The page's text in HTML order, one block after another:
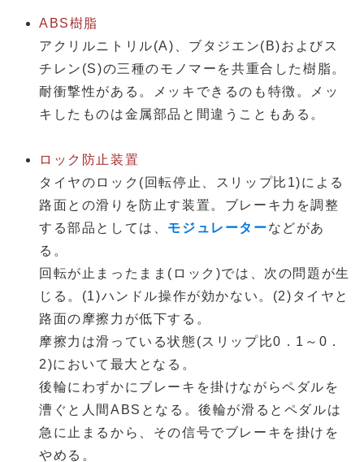
ABS樹脂
アクリルニトリル(A)、ブタジエン(B)およびス
チレン(S)の三種のモノマーを共重合した樹脂。
耐衝撃性がある。メッキできるのも特徴。メッ
キしたものは金属部品と間違うこともある。
ロック防止装置
タイヤのロック(回転停止、スリップ比1)による
路面との滑りを防止す装置。ブレーキ力を調整
する部品としては、 モジュレーターなどがあ
る。
回転が止まったまま(ロック)では、次の問題が生
じる。(1)ハンドル操作が効かない。(2)タイヤと
路面の摩擦力が低下する。
摩擦力は滑っている状態(スリップ比0．1～0．
2)において最大となる。
後輪にわずかにブレーキを掛けながらペダルを
漕ぐと人間ABSとなる。後輪が滑るとペダルは
急に止まるから、その信号でブレーキを掛けを
やめる。